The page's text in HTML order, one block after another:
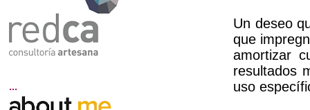
Un deseo
que
amortizar
resultados
uso
...